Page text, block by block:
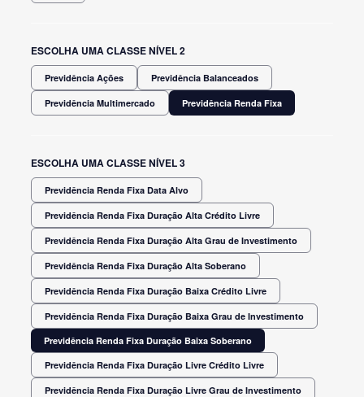
ESCOLHA UMA CLASSE NÍVEL 2
Previdência Ações Previdência Balanceados
Previdência Multimercado Previdência Renda Fixa
ESCOLHA UMA CLASSE NÍVEL 3
Previdência Renda Fixa Data Alvo
Previdência Renda Fixa Duração Alta Crédito Livre
Previdência Renda Fixa Duração Alta Grau de Investimento
Previdência Renda Fixa Duração Alta Soberano
Previdência Renda Fixa Duração Baixa Crédito Livre
Previdência Renda Fixa Duração Baixa Grau de Investimento
Previdência Renda Fixa Duração Baixa Soberano
Previdência Renda Fixa Duração Livre Crédito Livre
Previdência Renda Fixa Duração Livre Grau de Investimento